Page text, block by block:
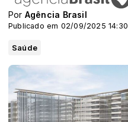
Por Agência Brasil
Publicado em 02/09/2025 14:30
Saúde